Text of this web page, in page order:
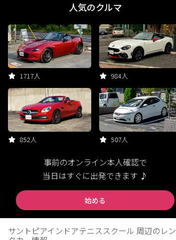
人気のクルマ
1717人 984人
852人 507人
事前のオンライン本人確認で
当日はすぐに出発できます ♪
始める
サントピアインドアテニススクール 周辺のレン